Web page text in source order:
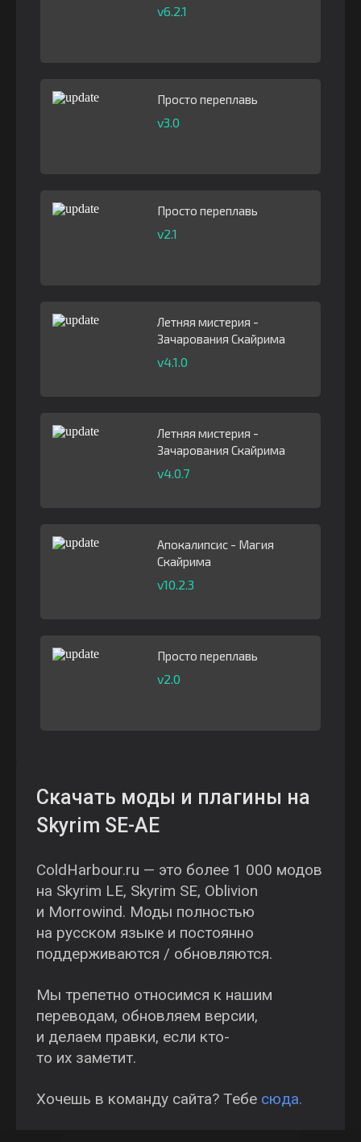
v6.2.1
Просто переплавь
v3.0
Просто переплавь
v2.1
Летняя мистерия -
Зачарования Скайрима
v4.1.0
Летняя мистерия -
Зачарования Скайрима
v4.0.7
Апокалипсис - Магия
Скайрима
v10.2.3
Просто переплавь
v2.0
Скачать моды и плагины на
Skyrim SE-AE
ColdHarbour.ru — это более 1 000 модов
на Skyrim LE, Skyrim SE, Oblivion
и Morrowind. Моды полностью
на русском языке и постоянно
поддерживаются / обновляются.
Мы трепетно относимся к нашим
переводам, обновляем версии,
и делаем правки, если кто-
то их заметит.
Хочешь в команду сайта? Тебе сюда.